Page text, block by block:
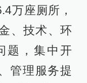
万座厕所，
、技术、环
题，集中开
管理服务提